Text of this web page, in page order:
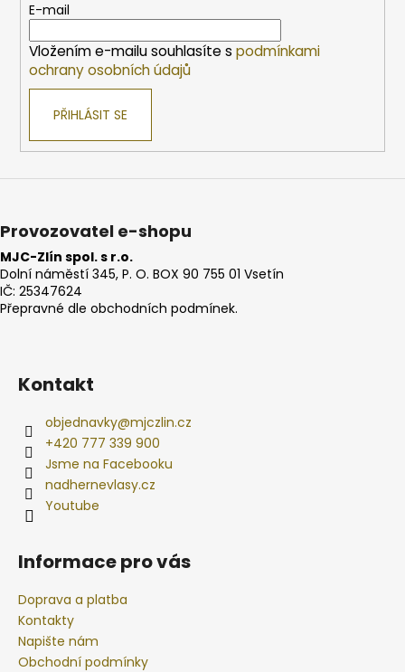
E-mail
Vložením e-mailu souhlasíte s podmínkami
ochrany osobních údajů
PŘIHLÁSIT SE
Provozovatel e-shopu
MJC-Zlín spol. s r.o.
Dolní náměstí 345, P. O. BOX 90 755 01 Vsetín
IČ: 25347624
Přepravné dle obchodních podmínek.
Kontakt
objednavky@mjczlin.cz
+420 777 339 900
Jsme na Facebooku
nadhernevlasy.cz
Youtube
Informace pro vás
Doprava a platba
Kontakty
Napište nám
Obchodní podmínky